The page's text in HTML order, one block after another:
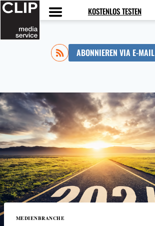
Zum
Inhalt
springen
KOSTENLOS TESTEN
ABONNIEREN VIA E-MAIL
MEDIENBRANCHE